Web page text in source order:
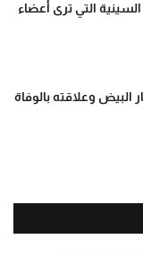
السينية التي ترى أعضاء
وعلاقته بالوفاة